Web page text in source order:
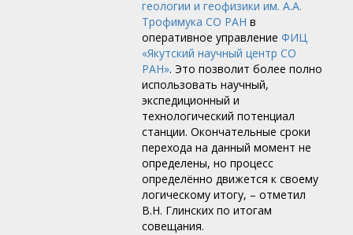
геологии и геофизики им. А.А.
Трофимука СО РАН в
оперативное управление ФИЦ
«Якутский научный центр СО
РАН». Это позволит более полно
использовать научный,
экспедиционный и
технологический потенциал
станции. Окончательные сроки
перехода на данный момент не
определены, но процесс
определённо движется к своему
логическому итогу, – отметил
В.Н. Глинских по итогам
совещания.